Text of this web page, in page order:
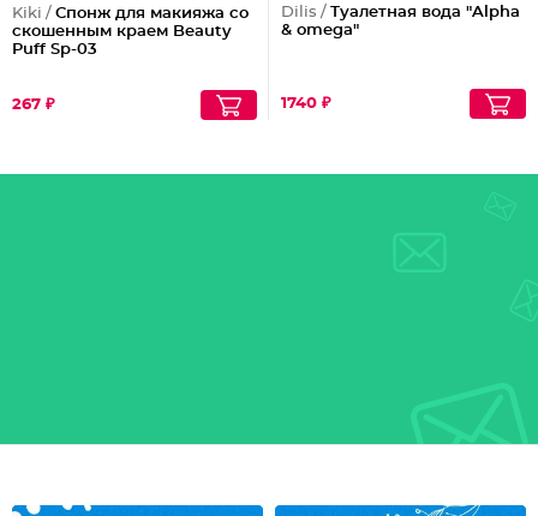
Kiki / Спонж для макияжа со
скошенным краем Beauty
Puff Sp-03
267 ₽
Dilis / Туалетная вода "Alpha
& omega"
1740 ₽